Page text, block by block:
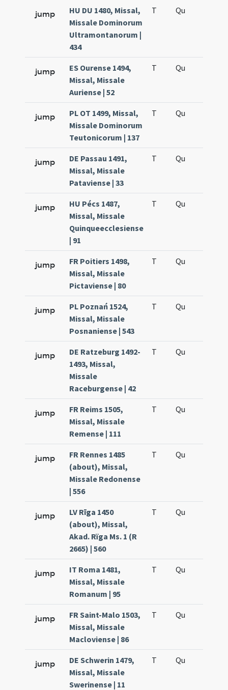
jump
HU DU 1480, Missal,
Missale Dominorum
Ultramontanorum |
434
T Qu
jump
ES Ourense 1494,
Missal, Missale
Auriense | 52
T Qu
jump
PL OT 1499, Missal,
Missale Dominorum
Teutonicorum | 137
T Qu
jump
DE Passau 1491,
Missal, Missale
Pataviense | 33
T Qu
jump
HU Pécs 1487,
Missal, Missale
Quinqueecclesiense
| 91
T Qu
jump
FR Poitiers 1498,
Missal, Missale
Pictaviense | 80
T Qu
jump
PL Poznań 1524,
Missal, Missale
Posnaniense | 543
T Qu
jump
DE Ratzeburg 1492-
1493, Missal,
Missale
Raceburgense | 42
T Qu
jump
FR Reims 1505,
Missal, Missale
Remense | 111
T Qu
jump
FR Rennes 1485
(about), Missal,
Missale Redonense
| 556
T Qu
jump
LV Rīga 1450
(about), Missal,
Akad. Rïga Ms. 1 (R
2665) | 560
T Qu
jump
IT Roma 1481,
Missal, Missale
Romanum | 95
T Qu
jump
FR Saint-Malo 1503,
Missal, Missale
Macloviense | 86
T Qu
jump
DE Schwerin 1479,
Missal, Missale
Swerinense | 11
T Qu